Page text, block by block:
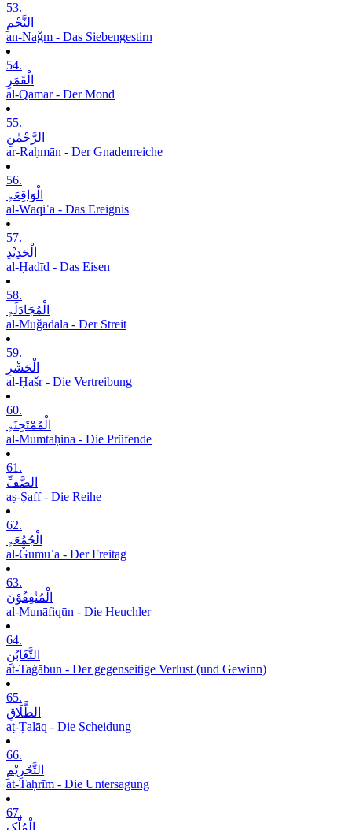
53.
النَّجْمِ
an-Naǧm - Das Siebengestirn
54.
الْقَمَرِ
al-Qamar - Der Mond
55.
الرَّحْمٰنِ
ar-Raḥmān - Der Gnadenreiche
56.
الْوَاقِعَۃِ
al-Wāqiʿa - Das Ereignis
57.
الْحَدِیْدِ
al-Ḥadīd - Das Eisen
58.
الْمُجَادَلَۃِ
al-Muǧādala - Der Streit
59.
الْحَشْرِ
al-Ḥašr - Die Vertreibung
60.
الْمُمْتَحِنَۃِ
al-Mumtaḥina - Die Prüfende
61.
الصَّفِّ
aṣ-Ṣaff - Die Reihe
62.
الْجُمُعَۃِ
al-Ǧumuʿa - Der Freitag
63.
الْمُنٰفِقُوْنَ
al-Munāfiqūn - Die Heuchler
64.
التَّغَابُنِ
at-Taġābun - Der gegenseitige Verlust (und Gewinn)
65.
الطَّلَاقِ
aṭ-Ṭalāq - Die Scheidung
66.
التَّحْرِیْمِ
at-Taḥrīm - Die Untersagung
67.